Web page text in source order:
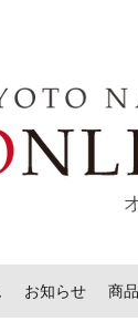
お知らせ 商